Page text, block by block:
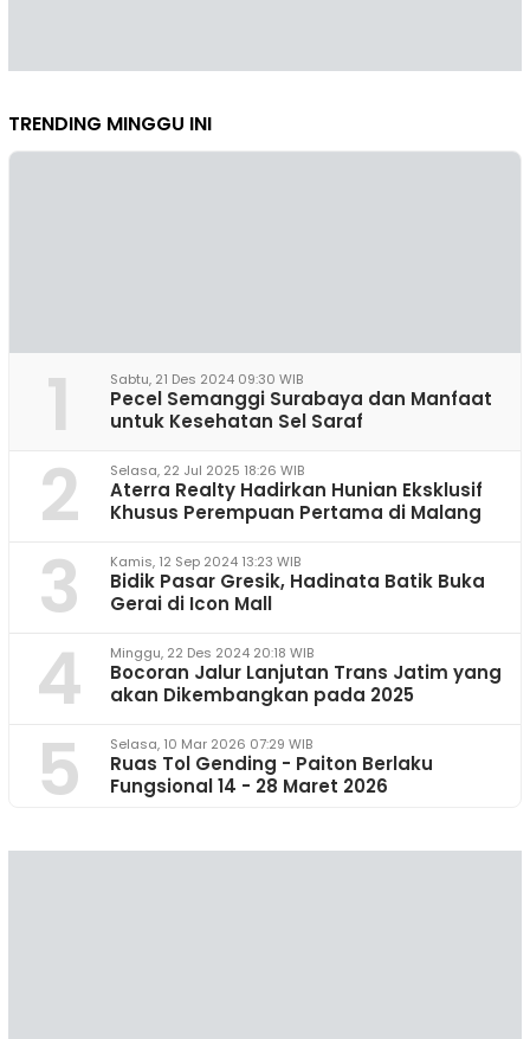
TRENDING MINGGU INI
1 Sabtu, 21 Des 2024 09:30 WIB
Pecel Semanggi Surabaya dan Manfaat
untuk Kesehatan Sel Saraf
2 Selasa, 22 Jul 2025 18:26 WIB
Aterra Realty Hadirkan Hunian Eksklusif
Khusus Perempuan Pertama di Malang
3 Kamis, 12 Sep 2024 13:23 WIB
Bidik Pasar Gresik, Hadinata Batik Buka
Gerai di Icon Mall
4 Minggu, 22 Des 2024 20:18 WIB
Bocoran Jalur Lanjutan Trans Jatim yang
akan Dikembangkan pada 2025
5 Selasa, 10 Mar 2026 07:29 WIB
Ruas Tol Gending - Paiton Berlaku
Fungsional 14 - 28 Maret 2026